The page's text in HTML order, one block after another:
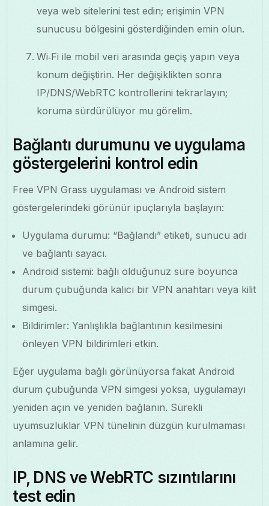
veya web sitelerini test edin; erişimin VPN
sunucusu bölgesini gösterdiğinden emin olun.
Wi‑Fi ile mobil veri arasında geçiş yapın veya
konum değiştirin. Her değişiklikten sonra
IP/DNS/WebRTC kontrollerini tekrarlayın;
koruma sürdürülüyor mu görelim.
Bağlantı durumunu ve uygulama
göstergelerini kontrol edin
Free VPN Grass uygulaması ve Android sistem
göstergelerindeki görünür ipuçlarıyla başlayın:
Uygulama durumu: “Bağlandı” etiketi, sunucu adı
ve bağlantı sayacı.
Android sistemi: bağlı olduğunuz süre boyunca
durum çubuğunda kalıcı bir VPN anahtarı veya kilit
simgesi.
Bildirimler: Yanlışlıkla bağlantının kesilmesini
önleyen VPN bildirimleri etkin.
Eğer uygulama bağlı görünüyorsa fakat Android
durum çubuğunda VPN simgesi yoksa, uygulamayı
yeniden açın ve yeniden bağlanın. Sürekli
uyumsuzluklar VPN tünelinin düzgün kurulmaması
anlamına gelir.
IP, DNS ve WebRTC sızıntılarını
test edin